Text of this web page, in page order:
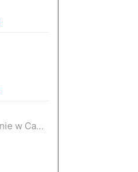
Miłość, śmierć i dojrzewanie w Camp Miasma